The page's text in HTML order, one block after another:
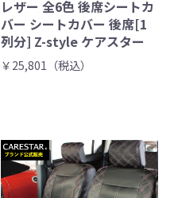
レザー 全6色 後席シートカ
バー シートカバー 後席[1
列分] Z-style ケアスター
￥25,801（税込）